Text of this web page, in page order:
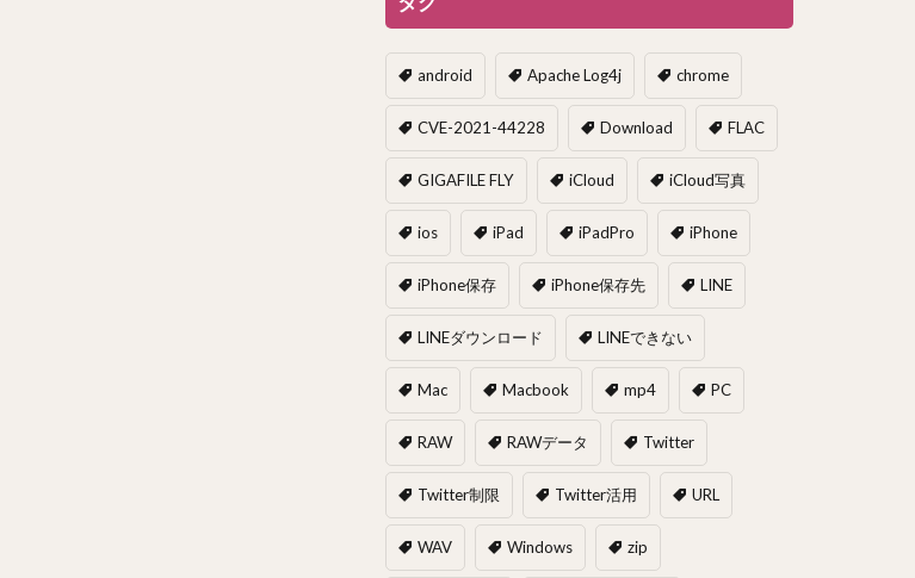
android Apache Log4j chrome
CVE-2021-44228 Download FLAC
GIGAFILE FLY iCloud iCloud写真
ios iPad iPadPro iPhone
iPhone保存 iPhone保存先 LINE
LINEダウンロード LINEできない
Mac Macbook mp4 PC
RAW RAWデータ Twitter
Twitter制限 Twitter活用 URL
WAV Windows zip